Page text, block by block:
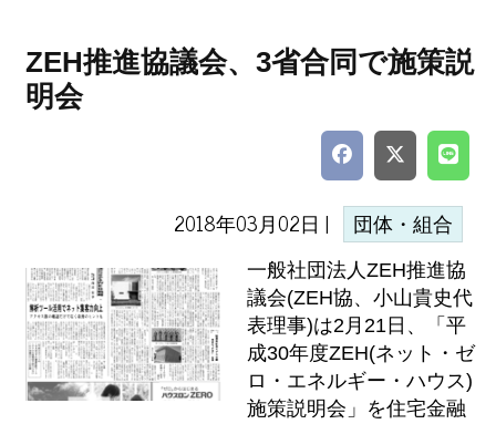
ZEH推進協議会、3省合同で施策説
明会
2018年03月02日 | 団体・組合
一般社団法人ZEH推進協
議会(ZEH協、小山貴史代
表理事)は2月21日、「平
成30年度ZEH(ネット・ゼ
ロ・エネルギー・ハウス)
施策説明会」を住宅金融